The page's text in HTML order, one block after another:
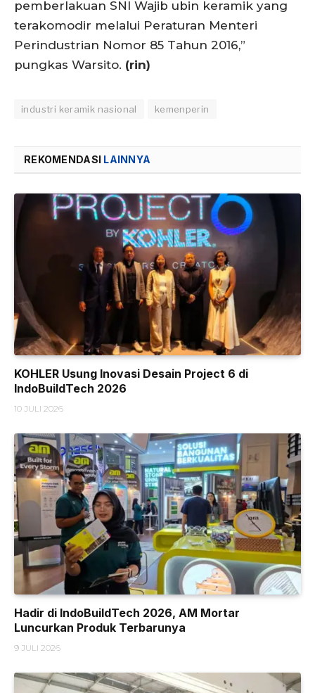
pemberlakuan SNI Wajib ubin keramik yang
terakomodir melalui Peraturan Menteri
Perindustrian Nomor 85 Tahun 2016,”
pungkas Warsito. (rin)
industri keramik nasional kemenperin
REKOMENDASI LAINNYA
KOHLER Usung Inovasi Desain Project 6 di
IndoBuildTech 2026
10 JULI 2026
Hadir di IndoBuildTech 2026, AM Mortar
Luncurkan Produk Terbarunya
9 JULI 2026